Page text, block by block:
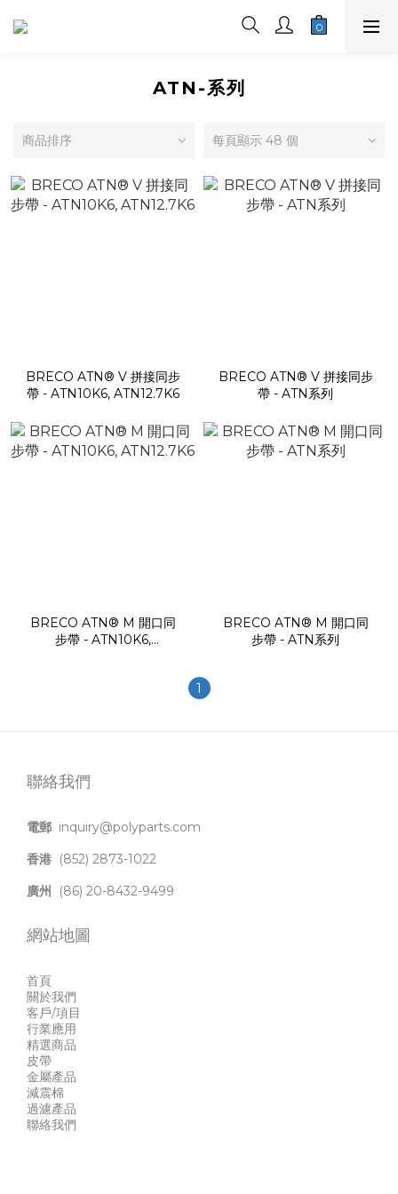
ATN-系列
商品排序 每頁顯示 48 個
BRECO ATN® V 拼接同步
帶 - ATN10K6, ATN12.7K6
BRECO ATN® V 拼接同步
帶 - ATN系列
BRECO ATN® M 開口同
步帶 - ATN10K6,
BRECO ATN® M 開口同
步帶 - ATN系列
1
聯絡我們
電郵 inquiry@polyparts.com
香港 (852) 2873-1022
廣州
(86) 20-8432-9499
網站地圖
首頁
關於我們
客戶/項目
行業應用
精選商品
皮帶
金屬產品
減震棉
過濾產品
聯絡我們